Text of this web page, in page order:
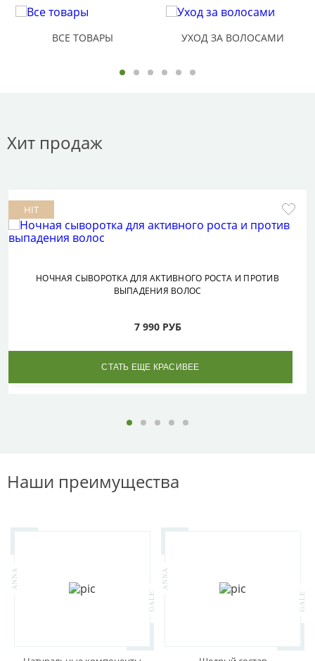
ВСЕ ТОВАРЫ УХОД ЗА ВОЛОСАМИ
Хит продаж
HIT
НОЧНАЯ СЫВОРОТКА ДЛЯ АКТИВНОГО РОСТА И ПРОТИВ
ВЫПАДЕНИЯ ВОЛОС
7 990 РУБ
СТАТЬ ЕЩЕ КРАСИВЕЕ
Наши преимущества